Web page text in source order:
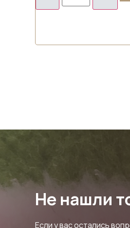
Не нашли
Если у вас остались